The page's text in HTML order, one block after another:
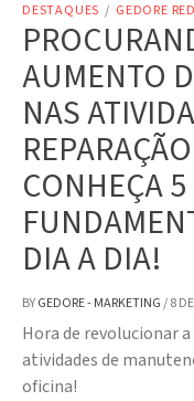
DESTAQUES / GEDORE RED
AUMENTO
NAS
CONHEÇA
DIA A DIA!
BYGEDORE - MARKETING/8
Hora de revolucionar
atividades de
oficina!